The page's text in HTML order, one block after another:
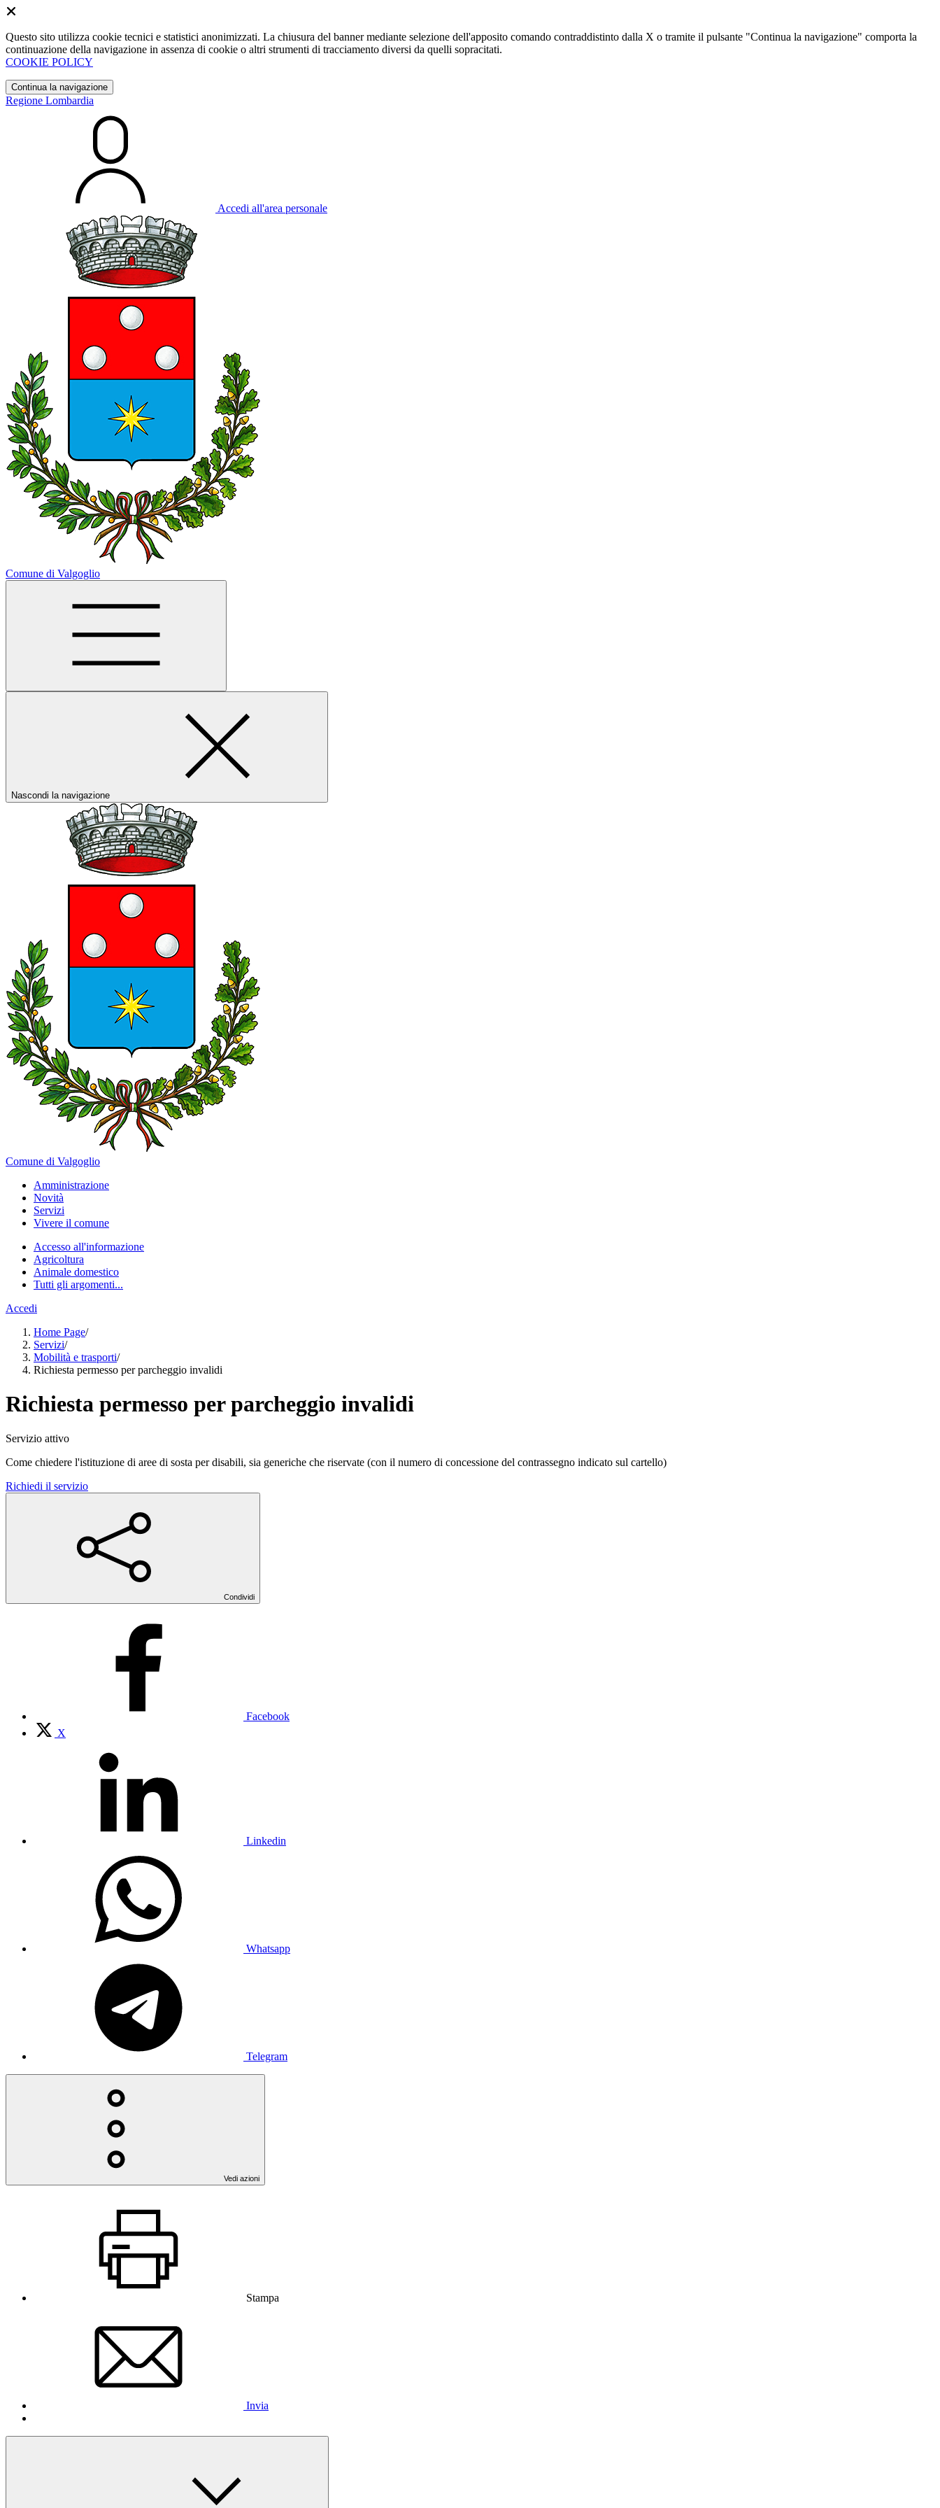
Questo sito utilizza cookie tecnici e statistici anonimizzati. La chiusura del banner mediante selezione dell'apposito comando contraddistinto dalla X o tramite il pulsante "Continua la navigazione" comporta la
continuazione della navigazione in assenza di cookie o altri strumenti di tracciamento diversi da quelli sopracitati.
COOKIE POLICY
Continua la navigazione
Regione Lombardia
Accedi all'area personale
Comune di Valgoglio
Nascondi la navigazione
Comune di Valgoglio
Amministrazione
Novità
Servizi
Vivere il comune
Accesso all'informazione
Agricoltura
Animale domestico
Tutti gli argomenti...
Accedi
Home Page/
Servizi/
Mobilità e trasporti/
Richiesta permesso per parcheggio invalidi
Richiesta permesso per parcheggio invalidi
Servizio attivo
Come chiedere l'istituzione di aree di sosta per disabili, sia generiche che riservate (con il numero di concessione del contrassegno indicato sul cartello)
Richiedi il servizio
Condividi
Facebook
X
Linkedin
Whatsapp
Telegram
Vedi azioni
Stampa
Invia